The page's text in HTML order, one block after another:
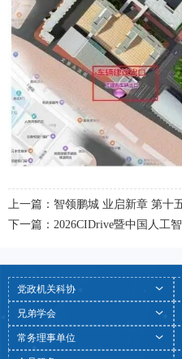
党政机关科协
兄弟学会
常务理事单位